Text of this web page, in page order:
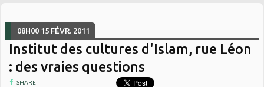
08H00 15 FÉVR. 2011
Institut des cultures d'Islam, rue Léon
: des vraies questions
SHARE